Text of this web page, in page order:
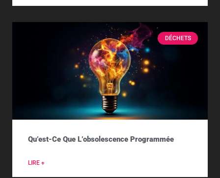
DÉCHETS
Qu’est-Ce Que L’obsolescence Programmée
LIRE +